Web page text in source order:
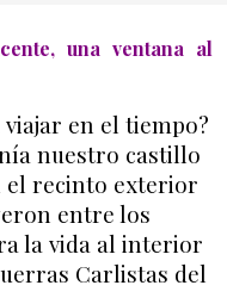
una ventana al
en el tiempo?
nuestro castillo
el recinto exterior
entre los
la vida al interior
Carlistas del